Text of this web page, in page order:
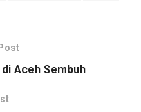
Aceh Sembuh